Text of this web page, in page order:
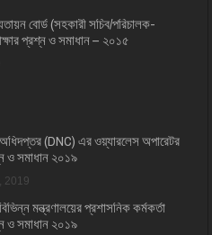
বোর্ড (সহকারী সচিব/পরিচালক-
প্রশ্ন ও সমাধান – ২০১৫
অধিদপ্তর (DNC) এর ওয়্যারলেস অপারেটর
ও সমাধান ২০১৯
2019
মন্ত্রণালয়ের প্রশাসনিক কর্মকর্তা
ও সমাধান ২০১৯